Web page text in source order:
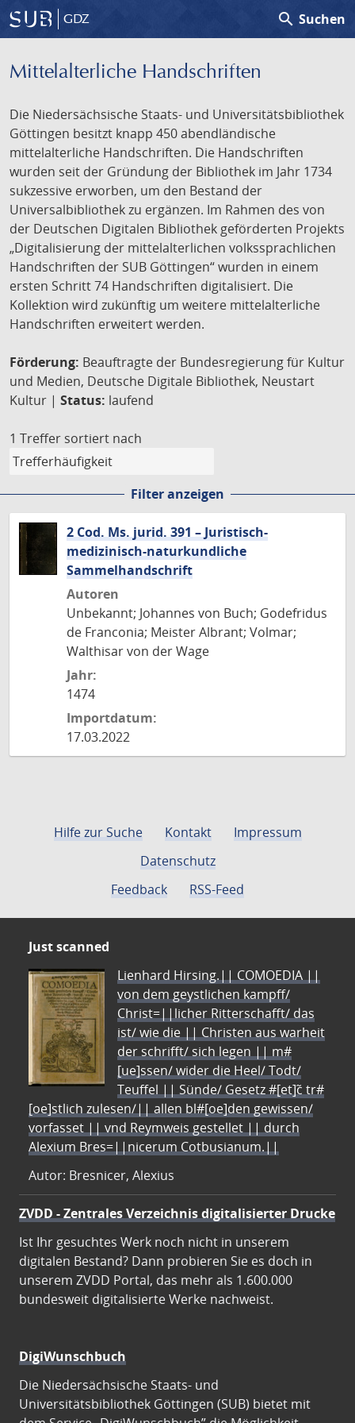
GDZ search Suchen
Mittelalterliche Handschriften
Die Niedersächsische Staats- und Universitätsbibliothek
Göttingen besitzt knapp 450 abendländische
mittelalterliche Handschriften. Die Handschriften
wurden seit der Gründung der Bibliothek im Jahr 1734
sukzessive erworben, um den Bestand der
Universalbibliothek zu ergänzen. Im Rahmen des von
der Deutschen Digitalen Bibliothek geförderten Projekts
„Digitalisierung der mittelalterlichen volkssprachlichen
Handschriften der SUB Göttingen“ wurden in einem
ersten Schritt 74 Handschriften digitalisiert. Die
Kollektion wird zukünftig um weitere mittelalterliche
Handschriften erweitert werden.
Förderung: Beauftragte der Bundesregierung für Kultur
und Medien, Deutsche Digitale Bibliothek, Neustart
Kultur | Status: laufend
1 Treffer sortiert nach
Filter anzeigen
2 Cod. Ms. jurid. 391 – Juristisch-
medizinisch-naturkundliche
Sammelhandschrift
Autoren
Unbekannt; Johannes von Buch; Godefridus
de Franconia; Meister Albrant; Volmar;
Walthisar von der Wage
Jahr:
1474
Importdatum:
17.03.2022
Hilfe zur Suche Kontakt
Impressum
Datenschutz
Feedback
RSS-Feed
Just scanned
Lienhard Hirsing.|| COMOEDIA ||
von dem geystlichen kampff/
Christ=||licher Ritterschafft/ das
ist/ wie die || Christen aus warheit
der schrifft/ sich legen || m#
[ue]ssen/ wider die Heel/ Todt/
Teuffel || Sünde/ Gesetz #[et]c̃ tr#
[oe]stlich zulesen/|| allen bl#[oe]den gewissen/
vorfasset || vnd Reymweis gestellet || durch
Alexium Bres=||nicerum Cotbusianum.||
Autor: Bresnicer, Alexius
ZVDD - Zentrales Verzeichnis digitalisierter Drucke
Ist Ihr gesuchtes Werk noch nicht in unserem
digitalen Bestand? Dann probieren Sie es doch in
unserem ZVDD Portal, das mehr als 1.600.000
bundesweit digitalisierte Werke nachweist.
DigiWunschbuch
Die Niedersächsische Staats- und
Universitätsbibliothek Göttingen (SUB) bietet mit